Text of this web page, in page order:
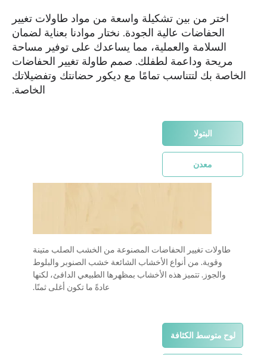
اختر من بين تشكيلة واسعة من مواد طاولات تغيير
الحفاضات عالية الجودة. نختار موادنا بعناية لضمان
السلامة والعملية، مما يساعدك على توفير مساحة
مريحة وداعمة لطفلك. صمم طاولة تغيير الحفاضات
الخاصة بك لتتناسب تمامًا مع ديكور حضانتك وتفضيلاتك
الخاصة.
البتولا
معدن
طاولات تغيير الحفاضات المصنوعة من الخشب الصلب متينة
وقوية. من أنواع الأخشاب الشائعة خشب الصنوبر والبلوط
والجوز. تتميز هذه الأخشاب بمظهرها الطبيعي الدافئ، لكنها
عادةً ما تكون أغلى ثمنًا.
لوح متوسط الكثافة